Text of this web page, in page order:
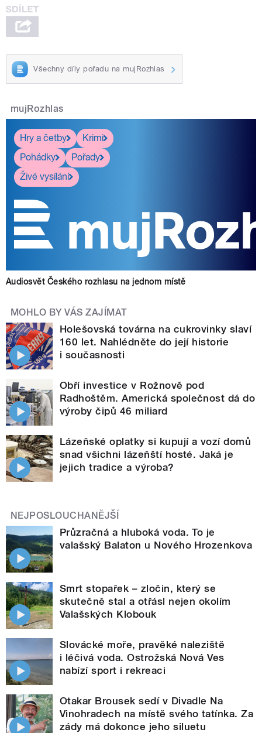
Všechny díly pořadu na mujRozhlas
mujRozhlas
Hry a četby
Krimi
Pohádky
Pořady
Živé vysílání
Audiosvět Českého rozhlasu na jednom místě
MOHLO BY VÁS ZAJÍMAT
Holešovská továrna na cukrovinky slaví
160 let. Nahlédněte do její historie
i současnosti
Obří investice v Rožnově pod
Radhoštěm. Americká společnost dá do
výroby čipů 46 miliard
Lázeňské oplatky si kupují a vozí domů
snad všichni lázeňští hosté. Jaká je
jejich tradice a výroba?
NEJPOSLOUCHANĚJŠÍ
Průzračná a hluboká voda. To je
valašský Balaton u Nového Hrozenkova
Smrt stopařek – zločin, který se
skutečně stal a otřásl nejen okolím
Valašských Klobouk
Slovácké moře, pravěké naleziště
i léčivá voda. Ostrožská Nová Ves
nabízí sport i rekreaci
Otakar Brousek sedí v Divadle Na
Vinohradech na místě svého tatínka. Za
zády má dokonce jeho siluetu